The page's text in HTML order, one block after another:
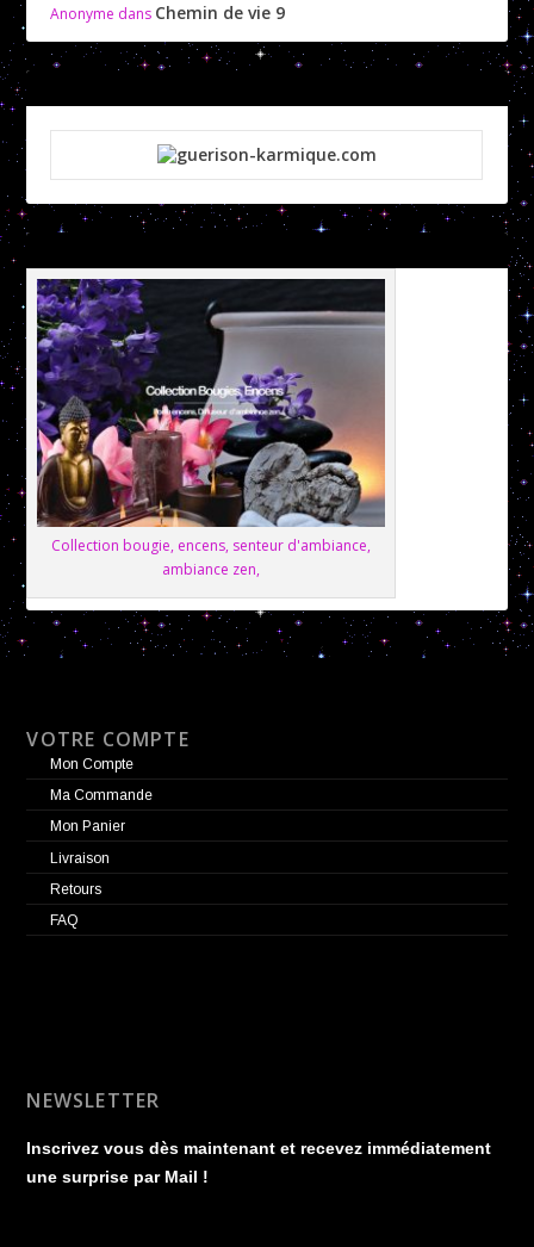
Anonyme dans Chemin de vie 9
Collection bougie, encens, senteur d'ambiance,
ambiance zen,
VOTRE COMPTE
Mon Compte
Ma Commande
Mon Panier
Livraison
Retours
FAQ
NEWSLETTER
Inscrivez vous dès maintenant et recevez immédiatement
une surprise par Mail !